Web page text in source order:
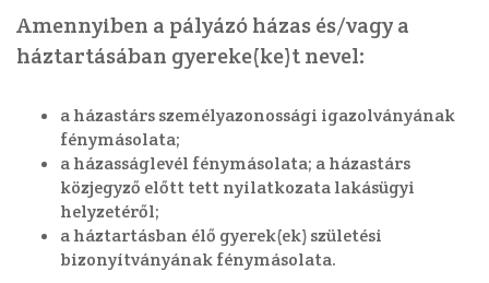
Amennyiben a pályázó házas és/vagy a
háztartásában gyereke(ke)t nevel:
a házastárs személyazonossági igazolványának
fénymásolata;
a házasságlevél fénymásolata; a házastárs
közjegyző előtt tett nyilatkozata lakásügyi
helyzetéről;
a háztartásban élő gyerek(ek) születési
bizonyítványának fénymásolata.